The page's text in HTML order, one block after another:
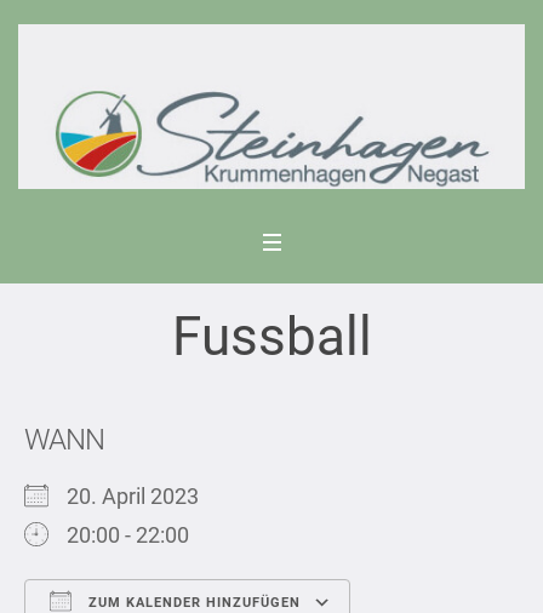
Fussball
WANN
20. April 2023
20:00 - 22:00
ZUM KALENDER HINZUFÜGEN